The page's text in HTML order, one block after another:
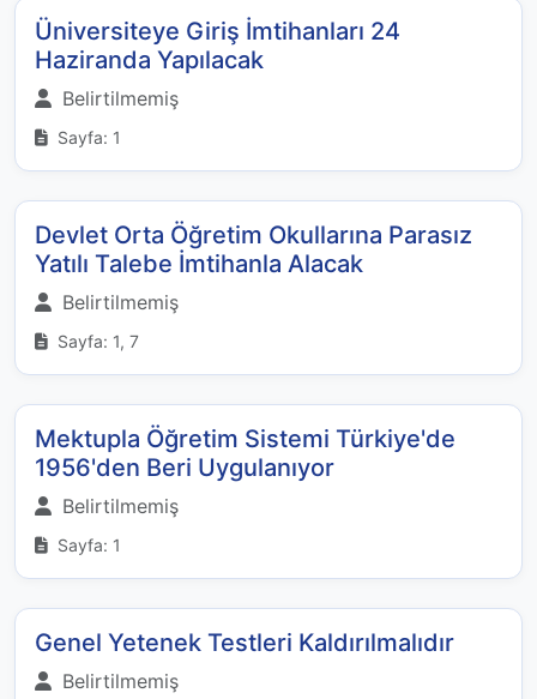
Üniversiteye Giriş İmtihanları 24
Haziranda Yapılacak
Belirtilmemiş
Sayfa: 1
Devlet Orta Öğretim Okullarına Parasız
Yatılı Talebe İmtihanla Alacak
Belirtilmemiş
Sayfa: 1, 7
Mektupla Öğretim Sistemi Türkiye'de
1956'den Beri Uygulanıyor
Belirtilmemiş
Sayfa: 1
Genel Yetenek Testleri Kaldırılmalıdır
Belirtilmemiş